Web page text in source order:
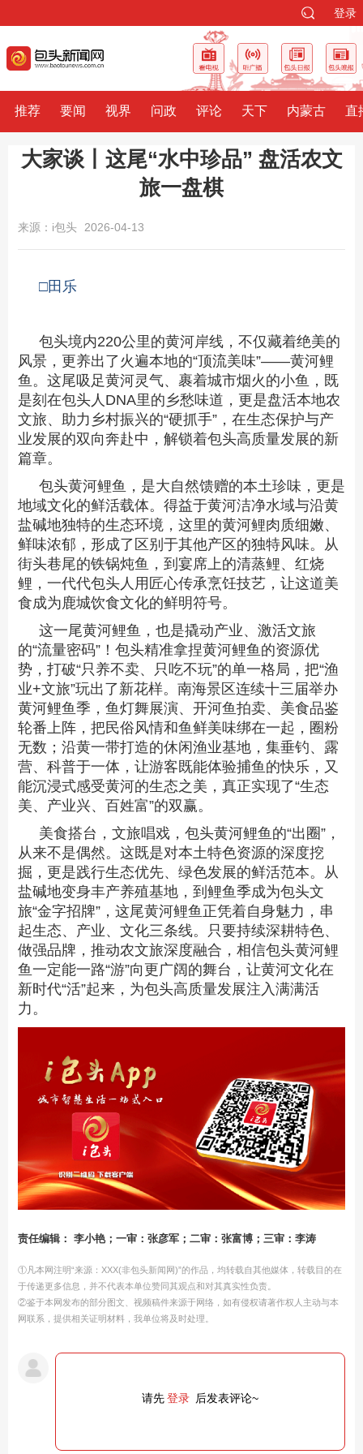
登录
推荐 要闻 视界 问政 评论 天下 内蒙古 直
大家谈丨这尾“水中珍品” 盘活农文
旅一盘棋
来源：i包头 2026-04-13
□田乐
包头境内220公里的黄河岸线，不仅藏着绝美的
风景，更养出了火遍本地的“顶流美味”——黄河鲤
鱼。这尾吸足黄河灵气、裹着城市烟火的小鱼，既
是刻在包头人DNA里的乡愁味道，更是盘活本地农
文旅、助力乡村振兴的“硬抓手”，在生态保护与产
业发展的双向奔赴中，解锁着包头高质量发展的新
篇章。
包头黄河鲤鱼，是大自然馈赠的本土珍味，更是
地域文化的鲜活载体。得益于黄河洁净水域与沿黄
盐碱地独特的生态环境，这里的黄河鲤肉质细嫩、
鲜味浓郁，形成了区别于其他产区的独特风味。从
街头巷尾的铁锅炖鱼，到宴席上的清蒸鲤、红烧
鲤，一代代包头人用匠心传承烹饪技艺，让这道美
食成为鹿城饮食文化的鲜明符号。
这一尾黄河鲤鱼，也是撬动产业、激活文旅
的“流量密码”！包头精准拿捏黄河鲤鱼的资源优
势，打破“只养不卖、只吃不玩”的单一格局，把“渔
业+文旅”玩出了新花样。南海景区连续十三届举办
黄河鲤鱼季，鱼灯舞展演、开河鱼拍卖、美食品鉴
轮番上阵，把民俗风情和鱼鲜美味绑在一起，圈粉
无数；沿黄一带打造的休闲渔业基地，集垂钓、露
营、科普于一体，让游客既能体验捕鱼的快乐，又
能沉浸式感受黄河的生态之美，真正实现了“生态
美、产业兴、百姓富”的双赢。
美食搭台，文旅唱戏，包头黄河鲤鱼的“出圈”，
从来不是偶然。这既是对本土特色资源的深度挖
掘，更是践行生态优先、绿色发展的鲜活范本。从
盐碱地变身丰产养殖基地，到鲤鱼季成为包头文
旅“金字招牌”，这尾黄河鲤鱼正凭着自身魅力，串
起生态、产业、文化三条线。只要持续深耕特色、
做强品牌，推动农文旅深度融合，相信包头黄河鲤
鱼一定能一路“游”向更广阔的舞台，让黄河文化在
新时代“活”起来，为包头高质量发展注入满满活
力。
责任编辑： 李小艳；一审：张彦军；二审：张富博；三审：李涛
①凡本网注明“来源：XXX(非包头新闻网)”的作品，均转载自其他媒体，转载目的在
于传递更多信息，并不代表本单位赞同其观点和对其真实性负责。
②鉴于本网发布的部分图文、视频稿件来源于网络，如有侵权请著作权人主动与本
网联系，提供相关证明材料，我单位将及时处理。
请先登录 后发表评论~